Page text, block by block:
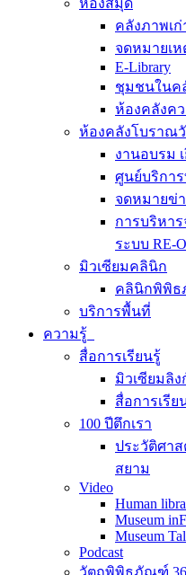
คลังภาพเก่
จดหมายเห
E-Library
ชุมชนในค
ห้องคลังค
ห้องคลังโบราณ
งานอบรม
ศูนย์บริกา
จดหมายข่
การบริหา
ระบบ RE-
มิวเซียมคลินิก
คลินิกพิพิ
บริการพื้นที่
ความรู้
สื่อการเรียนรู้
มิวเซียมลิง
สื่อการเรีย
100 ปีตึกเรา
ประวัติศา
สยาม
Video
Human
Museum
Museum
Podcast
วัตถุพิพิธภัณฑ์